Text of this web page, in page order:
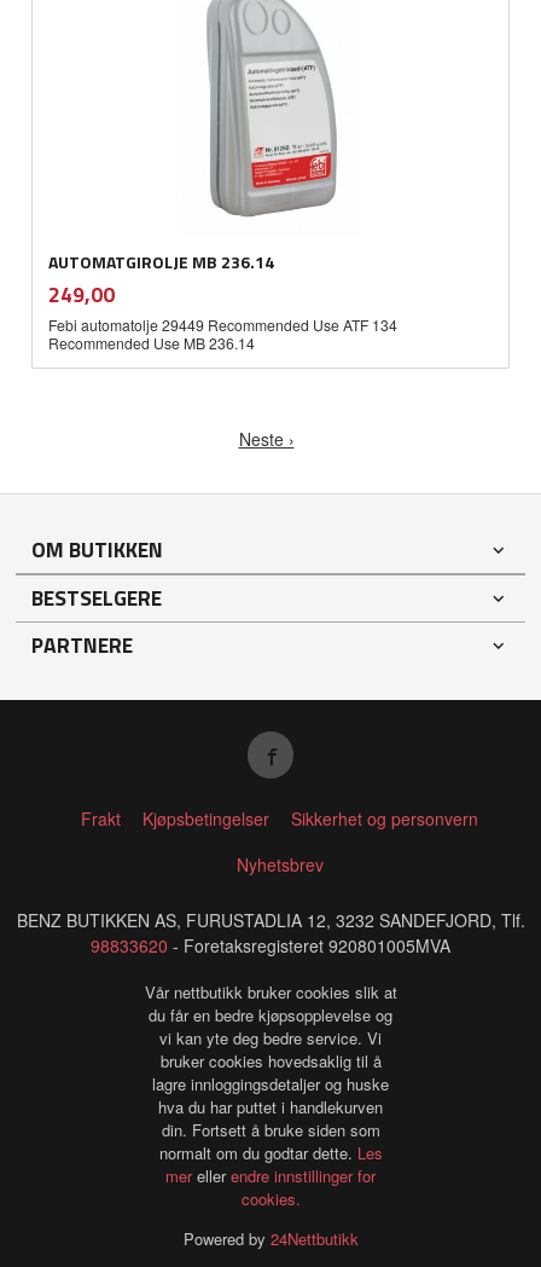
AUTOMATGIROLJE MB 236.14
Pris
249,00mva.
Febi automatolje 29449 Recommended Use ATF 134
Recommended Use MB 236.14
Neste ›
OM BUTIKKEN
BESTSELGERE
PARTNERE
Frakt Kjøpsbetingelser
Sikkerhet og personvern
Nyhetsbrev
BENZ BUTIKKEN AS, FURUSTADLIA 12, 3232 SANDEFJORD, Tlf.
98833620 - Foretaksregisteret 920801005MVA
Vår nettbutikk bruker cookies slik at
du får en bedre kjøpsopplevelse og
vi kan yte deg bedre service. Vi
bruker cookies hovedsaklig til å
lagre innloggingsdetaljer og huske
hva du har puttet i handlekurven
din. Fortsett å bruke siden som
normalt om du godtar dette. Les
merellerendre innstillinger for
cookies.
Powered by 24Nettbutikk